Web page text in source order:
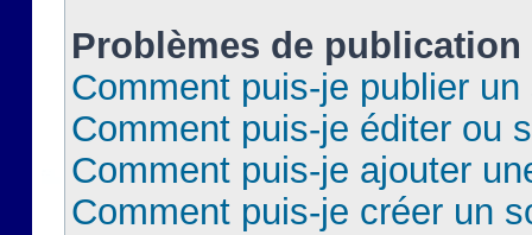
Problèmes de publication
Comment puis-je publier
Comment puis-je éditer ou
Comment puis-je ajouter
Comment puis-je créer un